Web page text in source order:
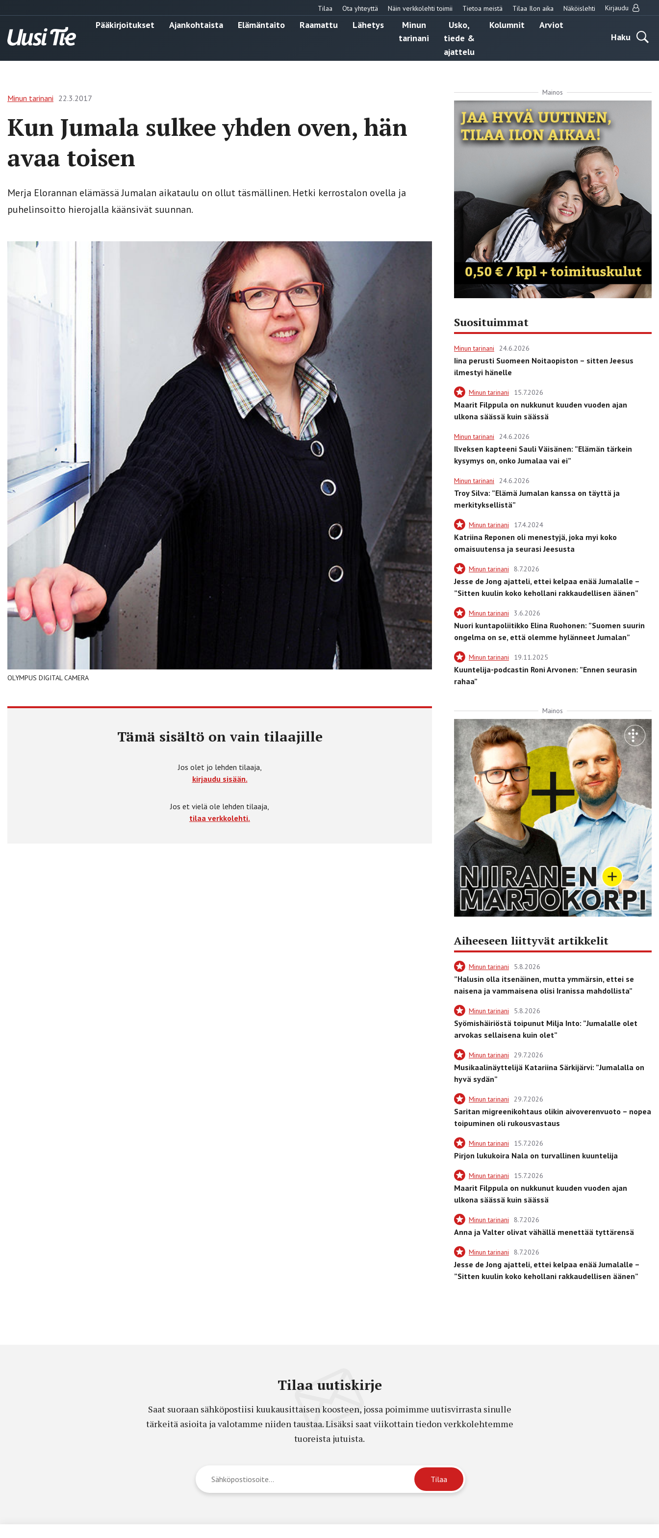
Tilaa Ota yhteyttä Näin verkkolehti toimii Tietoa meistä Tilaa Ilon aika Näköislehti Kirjaudu
Pääkirjoitukset Ajankohtaista Elämäntaito Raamattu Lähetys
Minun
tarinani
Usko,
tiede &
ajattelu
Kolumnit
Arviot
Haku
Minun tarinani 22.3.2017
Kun Jumala sulkee yhden oven, hän
avaa toisen
Merja Elorannan elämässä Jumalan aikataulu on ollut täsmällinen. Hetki kerrostalon ovella ja
puhelinsoitto hierojalla käänsivät suunnan.
OLYMPUS DIGITAL CAMERA
Tämä sisältö on vain tilaajille
Jos olet jo lehden tilaaja,
kirjaudu sisään.
Jos et vielä ole lehden tilaaja,
tilaa verkkolehti.
Mainos
Suosituimmat
Minun tarinani 24.6.2026
Iina perusti Suomeen Noitaopiston – sitten Jeesus
ilmestyi hänelle
Minun tarinani 15.7.2026
Maarit Filppula on nukkunut kuuden vuoden ajan
ulkona säässä kuin säässä
Minun tarinani 24.6.2026
Ilveksen kapteeni Sauli Väisänen: ”Elämän tärkein
kysymys on, onko Jumalaa vai ei”
Minun tarinani 24.6.2026
Troy Silva: ”Elämä Jumalan kanssa on täyttä ja
merkityksellistä”
Minun tarinani 17.4.2024
Katriina Reponen oli menestyjä, joka myi koko
omaisuutensa ja seurasi Jeesusta
Minun tarinani 8.7.2026
Jesse de Jong ajatteli, ettei kelpaa enää Jumalalle –
”Sitten kuulin koko kehollani rakkaudellisen äänen”
Minun tarinani 3.6.2026
Nuori kuntapoliitikko Elina Ruohonen: ”Suomen suurin
ongelma on se, että olemme hylänneet Jumalan”
Minun tarinani 19.11.2025
Kuuntelija-podcastin Roni Arvonen: ”Ennen seurasin
rahaa”
Mainos
Aiheeseen liittyvät artikkelit
Minun tarinani 5.8.2026
”Halusin olla itsenäinen, mutta ymmärsin, ettei se
naisena ja vammaisena olisi Iranissa mahdollista”
Minun tarinani 5.8.2026
Syömishäiriöstä toipunut Milja Into: ”Jumalalle olet
arvokas sellaisena kuin olet”
Minun tarinani 29.7.2026
Musikaalinäyttelijä Katariina Särkijärvi: ”Jumalalla on
hyvä sydän”
Minun tarinani 29.7.2026
Saritan migreenikohtaus olikin aivoverenvuoto – nopea
toipuminen oli rukousvastaus
Minun tarinani 15.7.2026
Pirjon lukukoira Nala on turvallinen kuuntelija
Minun tarinani 15.7.2026
Maarit Filppula on nukkunut kuuden vuoden ajan
ulkona säässä kuin säässä
Minun tarinani 8.7.2026
Anna ja Valter olivat vähällä menettää tyttärensä
Minun tarinani 8.7.2026
Jesse de Jong ajatteli, ettei kelpaa enää Jumalalle –
”Sitten kuulin koko kehollani rakkaudellisen äänen”
Tilaa uutiskirje
Saat suoraan sähköpostiisi kuukausittaisen koosteen, jossa poimimme uutisvirrasta sinulle
tärkeitä asioita ja valotamme niiden taustaa. Lisäksi saat viikottain tiedon verkkolehtemme
tuoreista jutuista.